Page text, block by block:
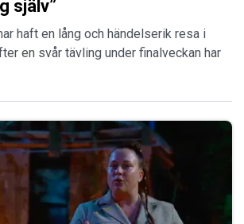
själv”
haft en lång och händelserik resa i
en svår tävling under finalveckan har